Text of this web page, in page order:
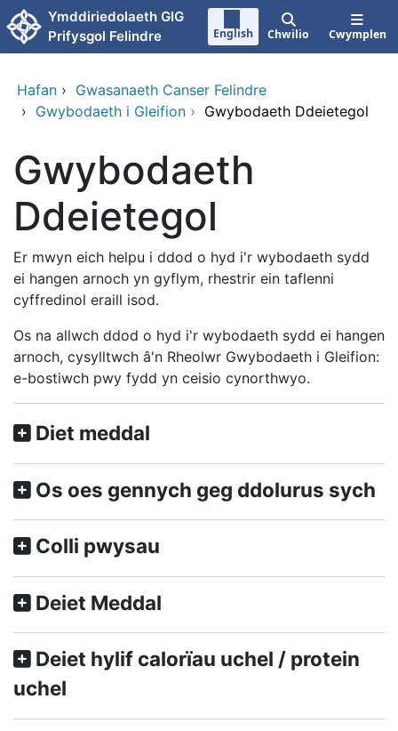
Neidio i'r prif gynnwy
Ymddiriedolaeth GIG
Prifysgol Felindre
English Chwilio Cwymplen
Hafan › Gwasanaeth Canser Felindre
› Gwybodaeth i Gleifion › Gwybodaeth Ddeietegol
Gwybodaeth
Ddeietegol
Er mwyn eich helpu i ddod o hyd i'r wybodaeth sydd
ei hangen arnoch yn gyflym, rhestrir ein taflenni
cyffredinol eraill isod.
Os na allwch ddod o hyd i'r wybodaeth sydd ei hangen
arnoch, cysylltwch â'n Rheolwr Gwybodaeth i Gleifion:
e-bostiwch pwy fydd yn ceisio cynorthwyo.
Diet meddal
Os oes gennych geg ddolurus sych
Colli pwysau
Deiet Meddal
Deiet hylif calorïau uchel / protein
uchel